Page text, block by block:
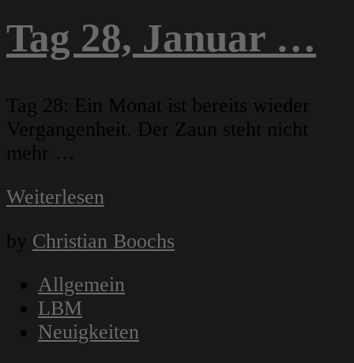
Tag 28, Januar …
Tag 28: Ein Monat ist bereits wieder
Vergangenheit. Der Zaun steht nicht
mehr …
Weiterlesen
by Christian Boochs
Allgemein
LBM
Neuigkeiten